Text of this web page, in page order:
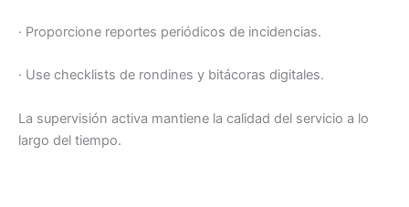
· Proporcione reportes periódicos de incidencias.
· Use checklists de rondines y bitácoras digitales.
La supervisión activa mantiene la calidad del servicio a lo
largo del tiempo.